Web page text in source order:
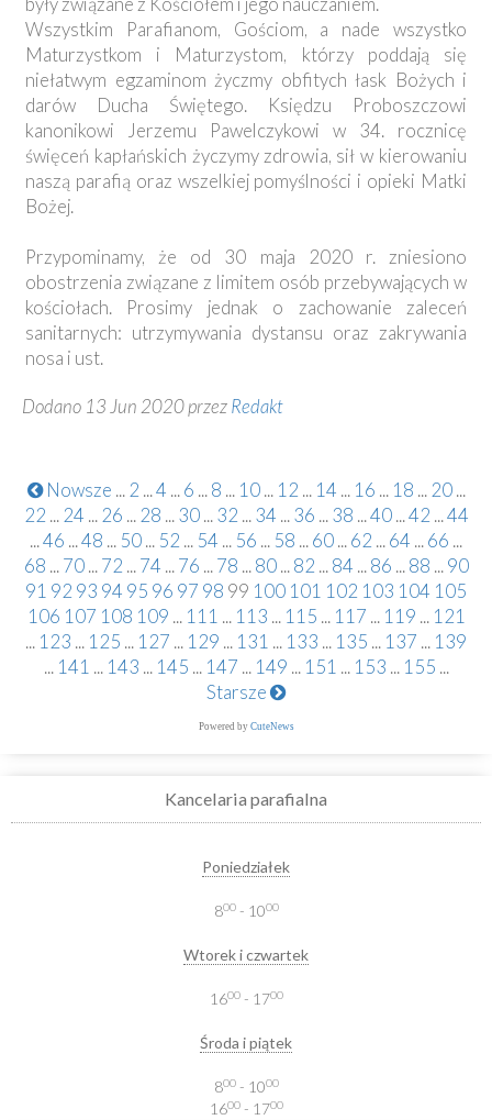
Wszystkim Parafianom, Gościom, a nade wszystko
Maturzystkom i Maturzystom, którzy poddają się
niełatwym egzaminom życzmy obfitych łask Bożych i
darów Ducha Świętego. Księdzu Proboszczowi
kanonikowi Jerzemu Pawelczykowi w 34. rocznicę
święceń kapłańskich życzymy zdrowia, sił w kierowaniu
naszą parafią oraz wszelkiej pomyślności i opieki Matki
Bożej.
Przypominamy, że od 30 maja 2020 r. zniesiono
obostrzenia związane z limitem osób przebywających w
kościołach. Prosimy jednak o zachowanie zaleceń
sanitarnych: utrzymywania dystansu oraz zakrywania
nosa i ust.
Dodano 13 Jun 2020 przezRedakt
Nowsze ... 2 ...4 ... 6 ... 8 ... 10 ... 12 ... 14 ... 16 ... 18 ... 20 ...
22 ... 24 ... 26 ... 28 ... 30 ... 32 ... 34 ... 36 ... 38 ...40 ...42 ...44
...46 ...48 ... 50... 52 ... 54 ... 56 ... 58 ...60...62 ...64 ...66 ...
68 ... 70 ... 72 ... 74 ... 76 ... 78 ... 80 ... 82 ... 84 ... 86 ... 88 ... 90
91 92 93 94 95 96 97 98 99 100 101 102 103 104 105
106 107 108 109 ... 111 ... 113 ... 115 ... 117 ... 119 ... 121
... 123 ... 125 ... 127 ... 129 ... 131 ... 133 ... 135 ... 137 ... 139
... 141 ... 143 ... 145 ... 147 ... 149 ... 151 ... 153 ... 155 ...
Starsze
Powered by CuteNews
Kancelaria parafialna
Poniedziałek
800- 1000
Wtorek i czwartek
1600- 1700
Środa i piątek
800- 1000
1600- 1700